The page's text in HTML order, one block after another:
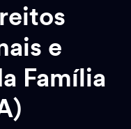
e
Família